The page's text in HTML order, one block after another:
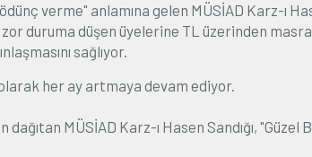
verme" anlamına gelen MÜSİAD Karz-ı
duruma düşen üyelerine TL üzerinden
sağlıyor.
olarak her ay artmaya devam ediyor.
MÜSİAD Karz-ı Hasen Sandığı, "Güzel